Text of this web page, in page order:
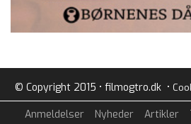
© Copyright 2015 • filmogtro.dk •
Anmeldelser Nyheder Artikler